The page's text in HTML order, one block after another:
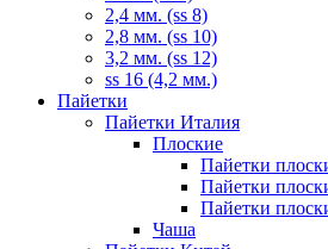
2,4 мм. (ss 8)
2,8 мм. (ss 10)
3,2 мм. (ss 12)
ss 16 (4,2 мм.)
Пайетки
Пайетки Италия
Плоские
Пайетки
Пайетки
Пайетки
Чаша